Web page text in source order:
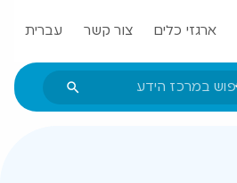
ארגזי כלים צור קשר עברית